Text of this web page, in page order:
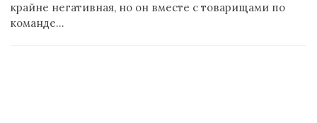
крайне негативная, но он вместе с товарищами по
команде…